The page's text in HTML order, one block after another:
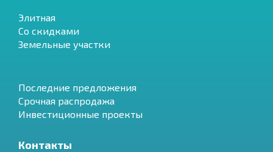
Элитная
Со скидками
Земельные участки
Последние предложения
Срочная распродажа
Инвестиционные проекты
Контакты